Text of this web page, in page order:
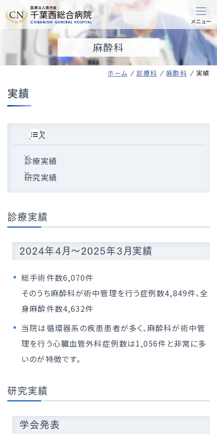
麻酔科
ホーム 診療科 麻酔科 実績
実績
目次
診療実績
研究実績
診療実績
2024年4月～2025年3月実績
総手術件数6,070件
そのうち麻酔科が術中管理を行う症例数4,849件、全
身麻酔件数4,632件
当院は循環器系の疾患患者が多く、麻酔科が術中管
理を行う心臓血管外科症例数は1,056件と非常に多
いのが特徴です。
研究実績
学会発表